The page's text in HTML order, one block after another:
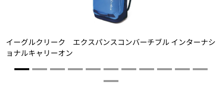
イーグルクリーク エクスパンスコンバーチブル インターナシ
ョナルキャリーオン